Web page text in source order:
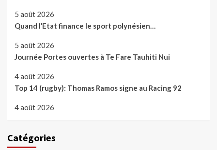
5 août 2026
Quand l’Etat finance le sport polynésien…
5 août 2026
Journée Portes ouvertes à Te Fare Tauhiti Nui
4 août 2026
Top 14 (rugby): Thomas Ramos signe au Racing 92
4 août 2026
Catégories